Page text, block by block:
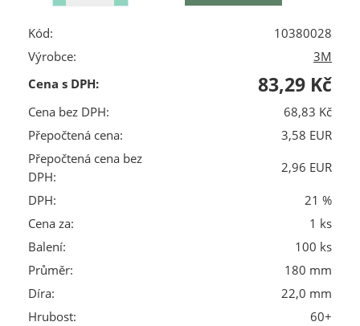
Kód:
10380028
Výrobce:
3M
Cena s DPH:
83,29 Kč
Cena bez DPH:
68,83 Kč
Přepočtená cena:
3,58 EUR
Přepočtená cena bez
DPH:
2,96 EUR
DPH:
21 %
Cena za:
1 ks
Balení:
100 ks
Průměr:
180 mm
Díra:
22,0 mm
Hrubost:
60+